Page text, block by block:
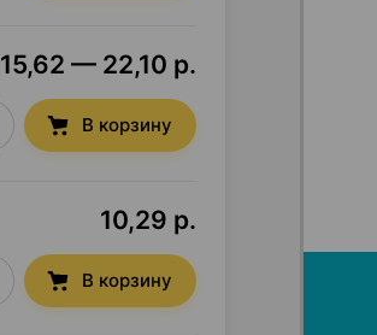
15,62 — 22,10 р.
В корзину
10,29 р.
В корзину